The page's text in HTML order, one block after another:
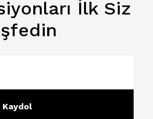
İlk Siz
Kaydol